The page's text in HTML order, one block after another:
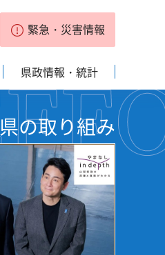
緊急・災害情報
県政情報・統計
県の取り組み